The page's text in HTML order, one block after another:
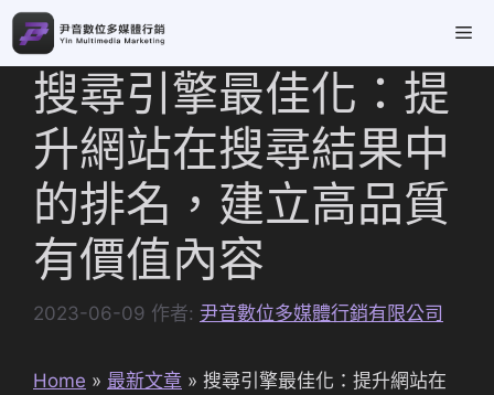
跳
主
搜尋引擎最佳化：提
升網站在搜尋結果中
的排名，建立高品質
有價值內容
2023-06-09 作者: 尹音數位多媒體行銷有限公司
Home » 最新文章 » 搜尋引擎最佳化：提升網站在